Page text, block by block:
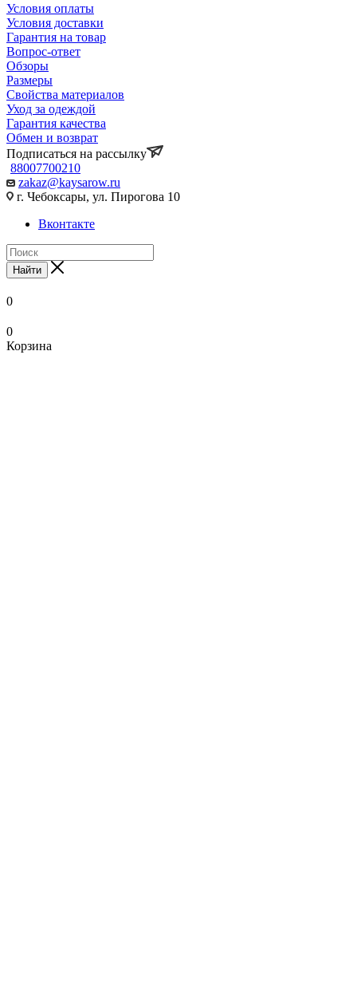
Условия оплаты
Условия доставки
Гарантия на товар
Вопрос-ответ
Обзоры
Размеры
Свойства материалов
Уход за одеждой
Гарантия качества
Обмен и возврат
Подписаться на рассылку
88007700210
zakaz@kaysarow.ru
г. Чебоксары, ул. Пирогова 10
Вконтакте
Найти
0
0
Корзина